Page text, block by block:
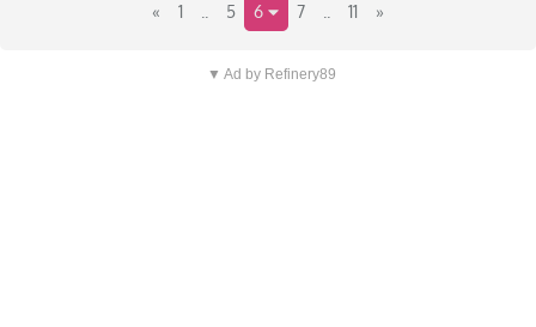
« 1 5 6 7 11 »
▼ Ad by Refinery89